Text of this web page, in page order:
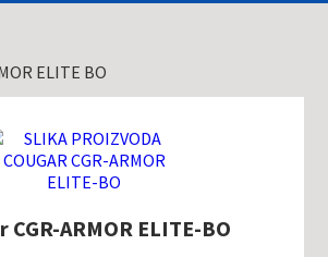
ELITE BO
CGR-ARMOR ELITE-BO